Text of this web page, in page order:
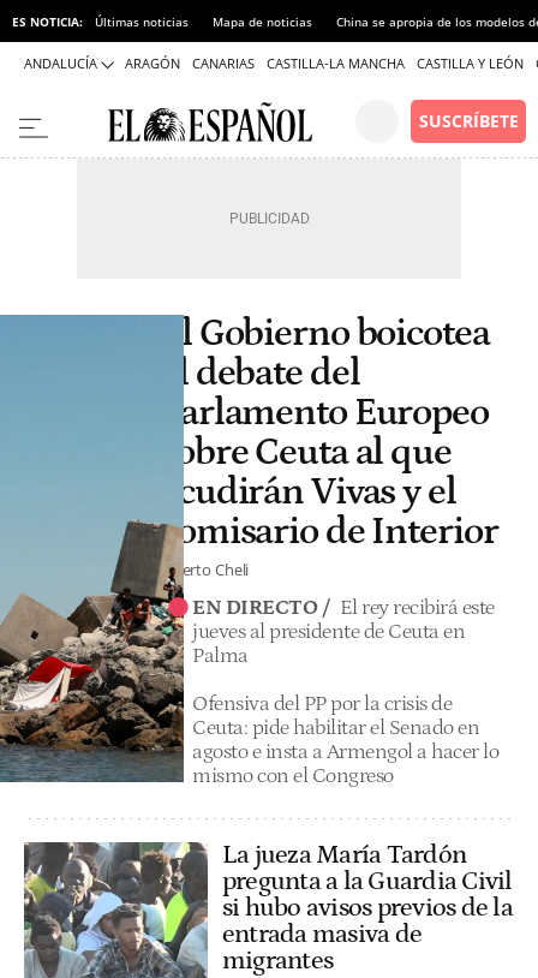
ES NOTICIA: Últimas noticias Mapa de noticias China se apropia de los modelos
ANDALUCÍA ARAGÓN CANARIAS CASTILLA-LA MANCHA CASTILLA Y LEÓN
El Gobierno boicotea
el debate del
Parlamento Europeo
sobre Ceuta al que
acudirán Vivas y el
comisario de Interior
Alberto Cheli
EN DIRECTO / El rey recibirá este
jueves al presidente de Ceuta en
Palma
Ofensiva del PP por la crisis de
Ceuta: pide habilitar el Senado en
agosto e insta a Armengol a hacer lo
mismo con el Congreso
La jueza María Tardón
pregunta a la Guardia Civil
si hubo avisos previos de la
entrada masiva de
migrantes